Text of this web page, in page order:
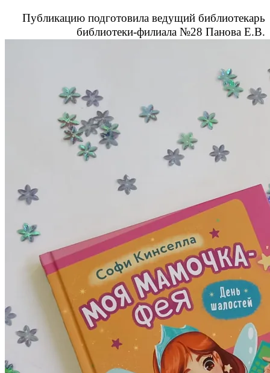
Публикацию подготовила ведущий библиотекарь
библиотеки-филиала №28 Панова Е.В.